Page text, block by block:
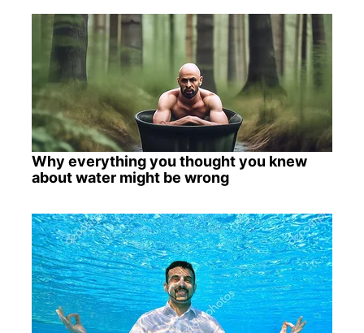
Why everything you thought you knew
about water might be wrong